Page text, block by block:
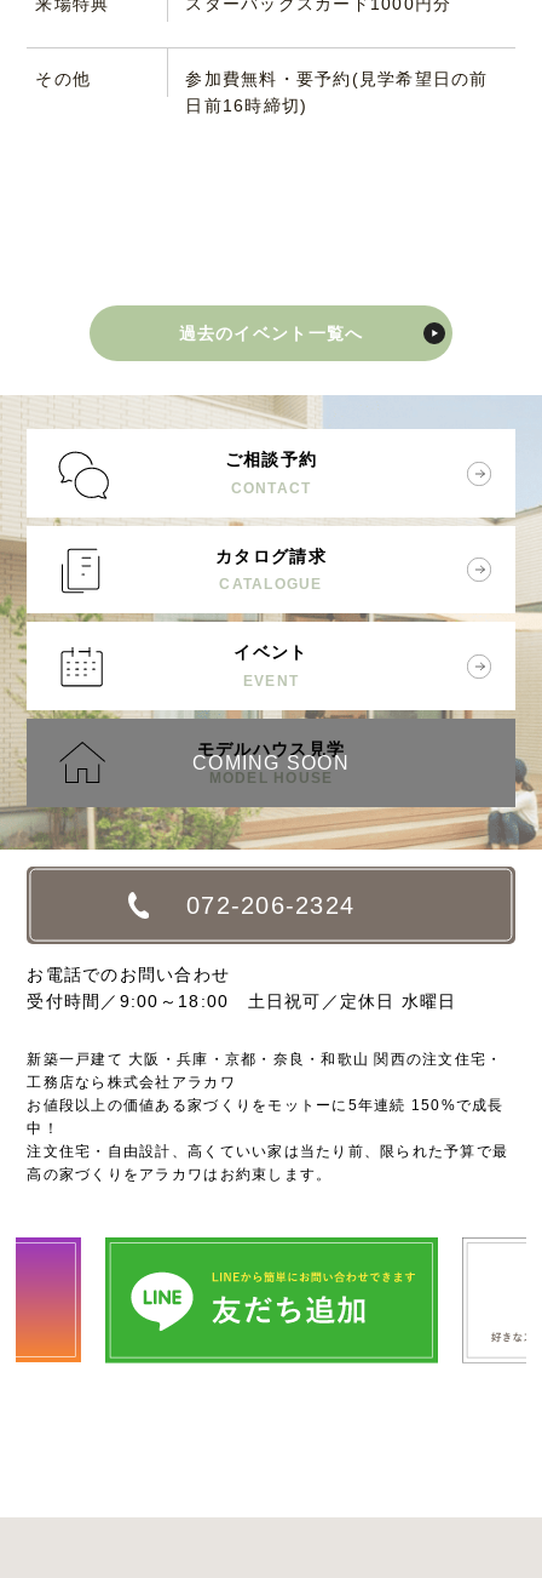
その他
参加費無料・要予約(見学希望日の前
日前16時締切)
過去のイベント一覧へ
ご相談予約
CONTACT
カタログ請求
CATALOGUE
イベント
EVENT
モデルハウス見学
MODEL HOUSE
COMING SOON
072-206-2324
お電話でのお問い合わせ
受付時間／9:00～18:00 土日祝可／定休日 水曜日
新築一戸建て 大阪・兵庫・京都・奈良・和歌山 関西の注文住宅・
工務店なら株式会社アラカワ
お値段以上の価値ある家づくりをモットーに5年連続 150%で成長
中！
注文住宅・自由設計、高くていい家は当たり前、限られた予算で最
高の家づくりをアラカワはお約束します。